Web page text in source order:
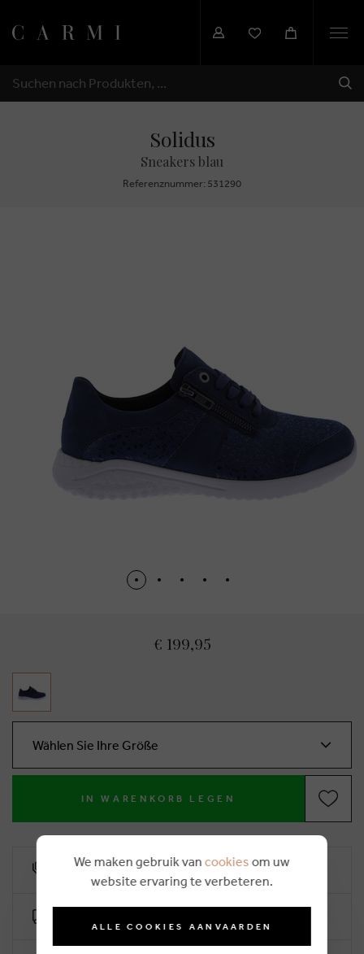
SUCHEN
Solidus
Sneakers blau
Referenznummer: 531290
€ 199,95
Wählen Sie Ihre Größe
IN WARENKORB LEGEN
10% Treuerabatt
We maken gebruik van cookies om uw
website ervaring te verbeteren.
ALLE COOKIES AANVAARDEN